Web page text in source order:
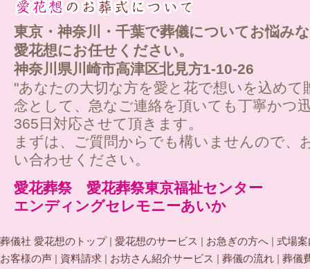
東京・神奈川・千葉で葬儀についてお悩み
愛花想にお任せください。
神奈川県川崎市高津区北見方1-10-26
"あなたの大切な方を愛と花で想いを込めて
念として、急なご連絡を頂いても丁寧かつ
365日対応させて頂きます。
まずは、ご質問からでも構いませんので、
い合わせください。
愛花葬祭 愛花葬祭東京福祉センター
エンディングセレモニーあいか
葬儀社 愛花想のトップ| 愛花想のサービス | お急ぎの方へ | 式場
お客様の声 | 資料請求 | お坊さん紹介サービス | 葬儀の流れ | 葬儀